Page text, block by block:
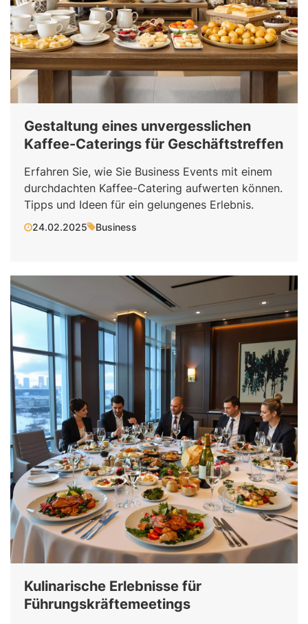
Gestaltung eines unvergesslichen
Kaffee-Caterings für Geschäftstreffen
Erfahren Sie, wie Sie Business Events mit einem
durchdachten Kaffee-Catering aufwerten können.
Tipps und Ideen für ein gelungenes Erlebnis.
24.02.2025 Business
Kulinarische Erlebnisse für
Führungskräftemeetings